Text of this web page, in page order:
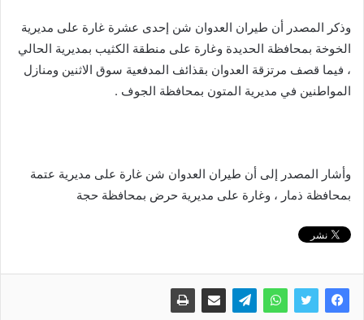
وذكر المصدر أن طيران العدوان شن إحدى عشرة غارة على مديرية
الخوخة بمحافظة الحديدة وغارة على منطقة الكثيب بمديرية الحالي
، فيما قصف مرتزقة العدوان بقذائف المدفعية سوق الاثنين ومنازل
المواطنين في مديرية المتون بمحافظة الجوف .
وأشار المصدر إلى أن طيران العدوان شن غارة على مديرية عتمة
بمحافظة ذمار ، وغارة على مديرية حرض بمحافظة حجة